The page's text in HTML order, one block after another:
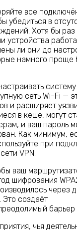
все
убедиться в
Хотя бы
устройства
ли они до
намного проще
сеть Wi-Fi —
и расширяет
в кеше, могут
и ваш пароль
Как минимум,
при
VPN.
ваш
шифрования
через
создаёт
барьер
чья